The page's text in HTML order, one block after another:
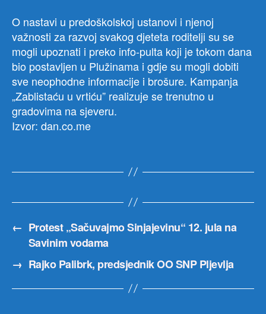
O nastavi u predoškolskoj ustanovi i njenoj
važnosti za razvoj svakog djeteta roditelji su se
mogli upoznati i preko info-pulta koji je tokom dana
bio postavljen u Plužinama i gdje su mogli dobiti
sve neophodne informacije i brošure. Kampanja
„Zablistaću u vrtiću” realizuje se trenutno u
gradovima na sjeveru.
Izvor: dan.co.me
← Protest „Sačuvajmo Sinjajevinu“ 12. jula na
Savinim vodama
→ Rajko Palibrk, predsjednik OO SNP Pljevlja